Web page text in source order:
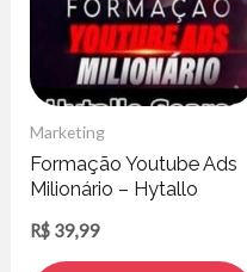
Marketing
Formação Youtube Ads
Milionário – Hytallo
R$ 39,99